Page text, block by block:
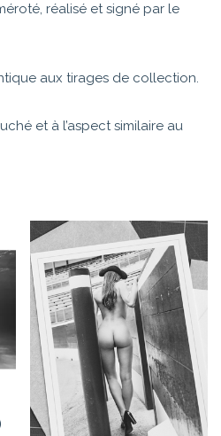
réalisé et signé par le
aux tirages de collection.
et à l’aspect similaire au